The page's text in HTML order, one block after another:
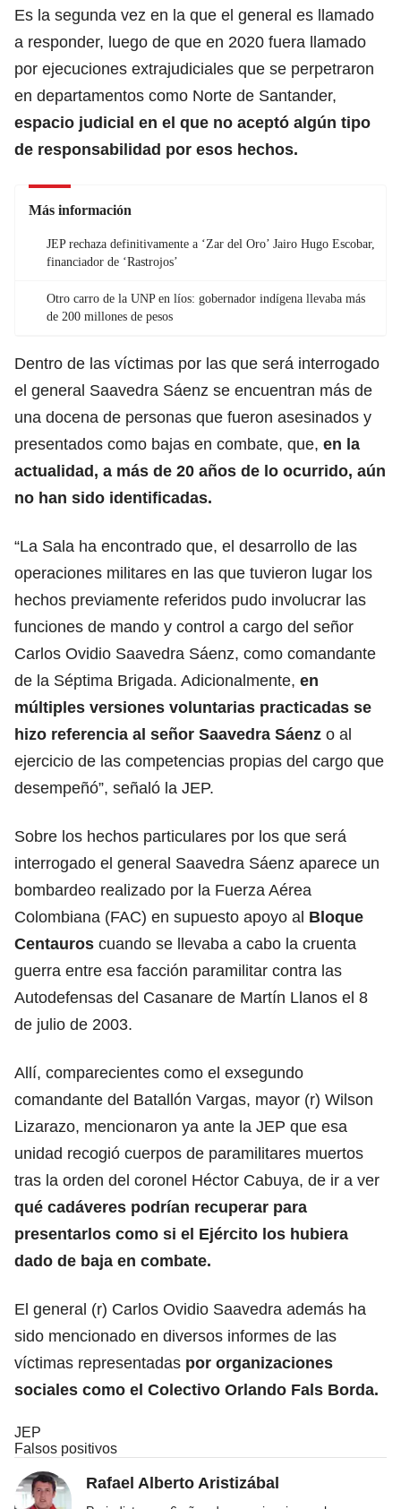
Es la segunda vez en la que el general es llamado
a responder, luego de que en 2020 fuera llamado
por ejecuciones extrajudiciales que se perpetraron
en departamentos como Norte de Santander,
espacio judicial en el que no aceptó algún tipo
de responsabilidad por esos hechos.
Más información
JEP rechaza definitivamente a ‘Zar del Oro’ Jairo Hugo Escobar,
financiador de ‘Rastrojos’
Otro carro de la UNP en líos: gobernador indígena llevaba más
de 200 millones de pesos
Dentro de las víctimas por las que será interrogado
el general Saavedra Sáenz se encuentran más de
una docena de personas que fueron asesinados y
presentados como bajas en combate, que, en la
actualidad, a más de 20 años de lo ocurrido, aún
no han sido identificadas.
“La Sala ha encontrado que, el desarrollo de las
operaciones militares en las que tuvieron lugar los
hechos previamente referidos pudo involucrar las
funciones de mando y control a cargo del señor
Carlos Ovidio Saavedra Sáenz, como comandante
de la Séptima Brigada. Adicionalmente, en
múltiples versiones voluntarias practicadas se
hizo referencia al señor Saavedra Sáenz o al
ejercicio de las competencias propias del cargo que
desempeñó”, señaló la JEP.
Sobre los hechos particulares por los que será
interrogado el general Saavedra Sáenz aparece un
bombardeo realizado por la Fuerza Aérea
Colombiana (FAC) en supuesto apoyo al Bloque
Centauros cuando se llevaba a cabo la cruenta
guerra entre esa facción paramilitar contra las
Autodefensas del Casanare de Martín Llanos el 8
de julio de 2003.
Allí, comparecientes como el exsegundo
comandante del Batallón Vargas, mayor (r) Wilson
Lizarazo, mencionaron ya ante la JEP que esa
unidad recogió cuerpos de paramilitares muertos
tras la orden del coronel Héctor Cabuya, de ir a ver
qué cadáveres podrían recuperar para
presentarlos como si el Ejército los hubiera
dado de baja en combate.
El general (r) Carlos Ovidio Saavedra además ha
sido mencionado en diversos informes de las
víctimas representadas por organizaciones
sociales como el Colectivo Orlando Fals Borda.
JEP
Falsos positivos
Rafael Alberto Aristizábal